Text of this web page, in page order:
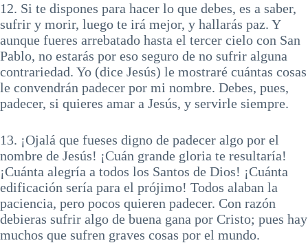
12. Si te dispones para hacer lo que debes, es a saber,
sufrir y morir, luego te irá mejor, y hallarás paz. Y
aunque fueres arrebatado hasta el tercer cielo con San
Pablo, no estarás por eso seguro de no sufrir alguna
contrariedad. Yo (dice Jesús) le mostraré cuántas cosas
le convendrán padecer por mi nombre. Debes, pues,
padecer, si quieres amar a Jesús, y servirle siempre.
13. ¡Ojalá que fueses digno de padecer algo por el
nombre de Jesús! ¡Cuán grande gloria te resultaría!
¡Cuánta alegría a todos los Santos de Dios! ¡Cuánta
edificación sería para el prójimo! Todos alaban la
paciencia, pero pocos quieren padecer. Con razón
debieras sufrir algo de buena gana por Cristo; pues hay
muchos que sufren graves cosas por el mundo.